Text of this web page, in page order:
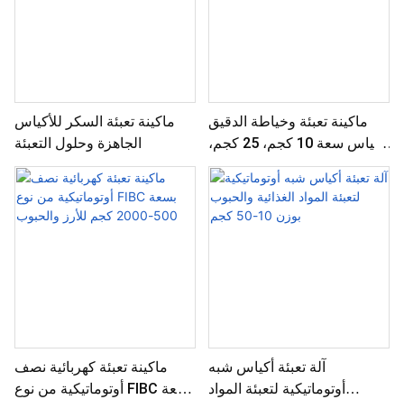
ماكينة تعبئة السكر للأكياس
الجاهزة وحلول التعبئة
ماكينة تعبئة وخياطة الدقيق
لأكياس سعة 10 كجم، 25 كجم،
و50 كجم
ماكينة تعبئة كهربائية نصف
أوتوماتيكية من نوع FIBC بسعة
آلة تعبئة أكياس شبه
أوتوماتيكية لتعبئة المواد